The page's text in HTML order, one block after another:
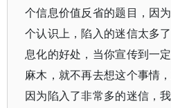
个信息价值反省的题目，因
个认识上，陷入的迷信太多
息化的好处，当你宣传到一
麻木，就不再去想这个事情
因为陷入了非常多的迷信，